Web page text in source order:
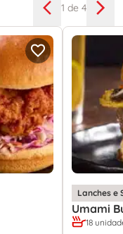
1 de 4
Lanches e
Umami
18